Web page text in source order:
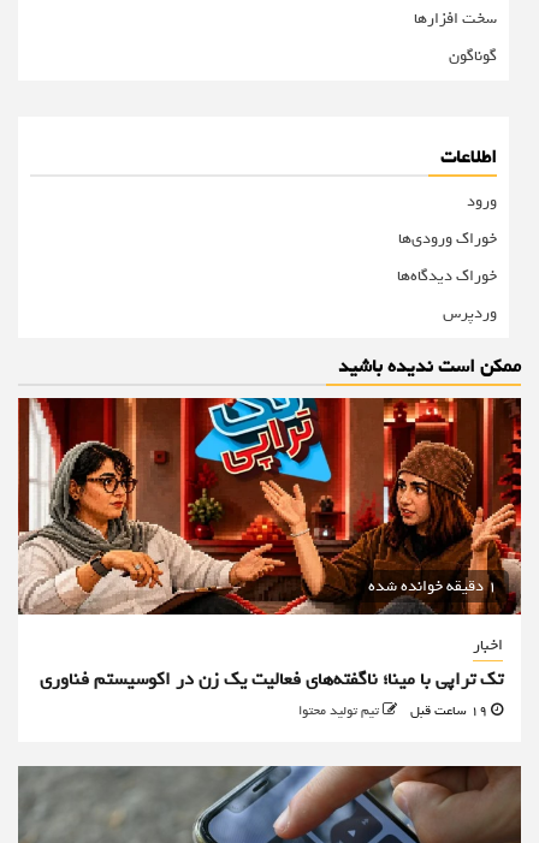
سخت افزارها
گوناگون
اطلاعات
ورود
خوراک ورودی‌ها
خوراک دیدگاه‌ها
وردپرس
ممکن است ندیده باشید
1 دقیقه خوانده شده
اخبار
تک تراپی با مینا؛ ناگفته‌های فعالیت یک زن در اکوسیستم فناوری
تیم تولید محتوا